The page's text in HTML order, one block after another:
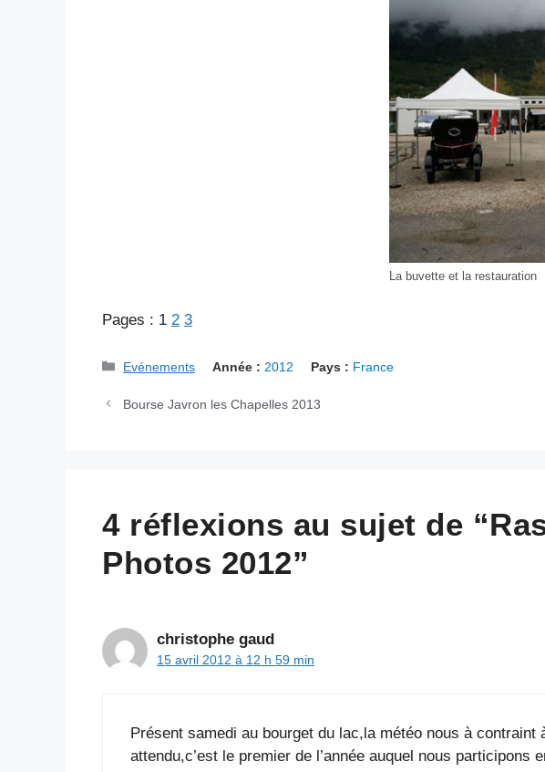
La buvette et la restauration
Pages : 1 2 3
Catégories
Evénements Année : 2012 Pays : France
Bourse Javron les Chapelles 2013
4 réflexions au sujet de
Photos 2012”
christophe gaud
15 avril 2012 à 12 h 59 min
Présent samedi au bourget du lac,la météo nous à
attendu,c’est le premier de l’année auquel nous participons